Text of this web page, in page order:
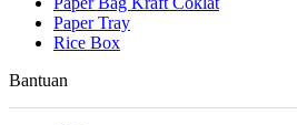
Paper Tray
Rice Box
Bantuan